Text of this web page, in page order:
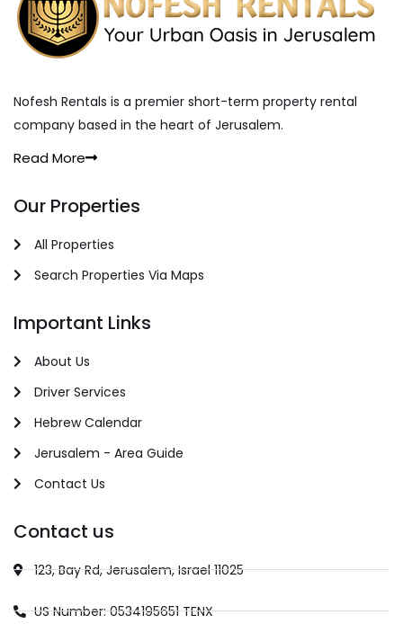
Nofesh Rentals is a premier short-term property rental
company based in the heart of Jerusalem.
Read More
Our Properties
All Properties
Search Properties Via Maps
Important Links
About Us
Driver Services
Hebrew Calendar
Jerusalem - Area Guide
Contact Us
Contact us
123, Bay Rd, Jerusalem, Israel 11025
US Number: 0534195651 TENX